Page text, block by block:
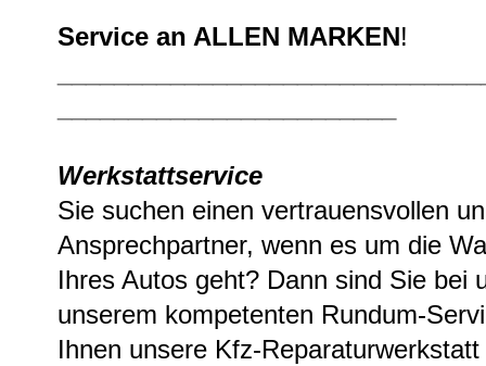
Service an ALLEN MARKEN!
Werkstattservice
Sie suchen einen vertrauensvollen
Ansprechpartner, wenn es um die
Ihres Autos geht? Dann sind Sie bei
unserem kompetenten Rundum-
Ihnen unsere Kfz-